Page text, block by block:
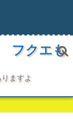
フクエも
ますよ